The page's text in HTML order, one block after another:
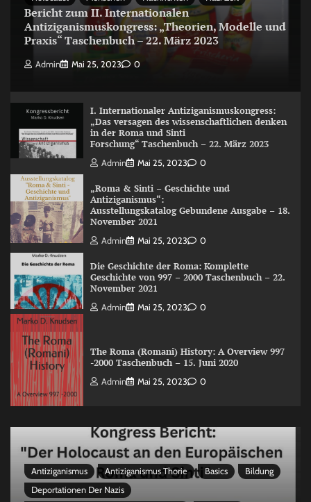
Bericht zum II. Internationalen
Antiziganismuskongress: „Theorien, Modelle und
Praxis“ Taschenbuch – 22. März 2023
Admin Mai 25, 2023 0
I. Internationaler Antiziganismuskongress:
„Das versagen des wissenschaftlichen denken
in der Roma und Sinti
Forschung“ Taschenbuch – 22. März 2023
Admin Mai 25, 2023 0
„Roma & Sinti – Geschichte und
Antiziganismus“:
Ausstellungskatalog Gebundene Ausgabe – 18.
November 2021
Admin Mai 25, 2023 0
Die Geschichte der Roma: Komplette
Geschichte von 997 – 2000 Taschenbuch – 22.
November 2021
Admin Mai 25, 2023 0
The Roma (Romani) History: A Overview 997
-2000 Taschenbuch – 15. Juni 2020
Admin Mai 25, 2023 0
Antiziganismus Antiziganismus Thorie Basics
Bildung
Deportationen Der Nazis